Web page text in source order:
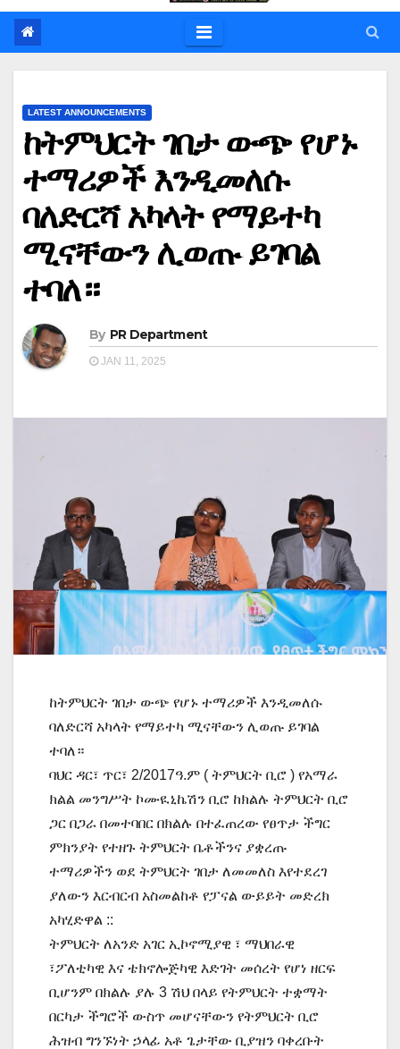
LATEST ANNOUNCEMENTS
ከትምህርት ገበታ ውጭ የሆኑ
ተማሪዎች እንዲመለሱ
ባለድርሻ አካላት የማይተካ
ሚናቸውን ሊወጡ ይገባል
ተባለ።
By PR Department
JAN 11, 2025
ከትምህርት ገበታ ውጭ የሆኑ ተማሪዎች እንዲመለሱ
ባለድርሻ አካላት የማይተካ ሚናቸውን ሊወጡ ይገባል
ተባለ።
ባህር ዳር፣ ጥር፣ 2/2017ዓ.ም ( ትምህርት ቢሮ ) የአማራ
ክልል መንግሥት ኮሙዪኒኬሽን ቢሮ ከክልሉ ትምህርት ቢሮ
ጋር በጋራ በመተባበር በክልሉ በተፈጠረው የፀጥታ ችግር
ምክንያት የተዘጉ ትምህርት ቤቶችንና ያቋረጡ
ተማሪዎችን ወደ ትምህርት ገበታ ለመመለስ እየተደረገ
ያለውን እርብርብ አስመልከቶ የፓናል ውይይት መድረክ
አካሂድዋል ::
ትምህርት ለአንድ አገር ኢኮኖሚያዊ ፣ ማህበራዊ
፣ፖለቲካዊ እና ቴክኖሎጅካዊ እድገት መሰረት የሆነ ዘርፍ
ቢሆንም በክልሉ ያሉ 3 ሽህ በላይ የትምህርት ተቋማት
በርካታ ችግሮች ውስጥ መሆናቸውን የትምህርት ቢሮ
ሕዝብ ግንኙነት ኃላፊ አቶ ጌታቸው ቢያዝን ባቀረቡት